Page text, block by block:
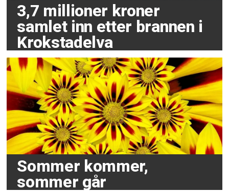
3,7 millioner kroner
samlet inn etter brannen i
Krokstadelva
Sommer kommer,
sommer går